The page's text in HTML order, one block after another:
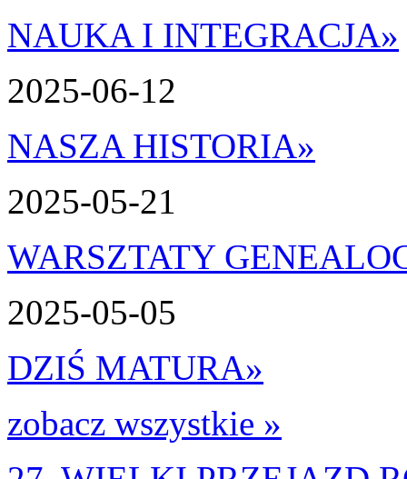
NAUKA I INTEGRACJA»
2025-06-12
NASZA HISTORIA»
2025-05-21
WARSZTATY
2025-05-05
DZIŚ MATURA»
zobacz wszystkie »